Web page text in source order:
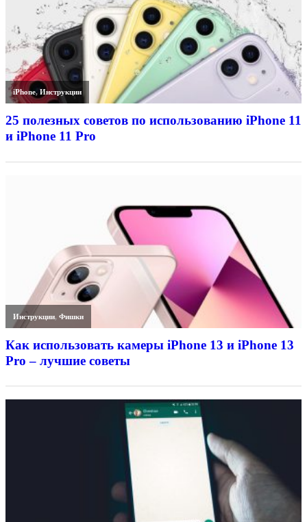
iPhone,Инструкции
25 полезных советов по использованию iPhone 11
и iPhone 11 Pro
Инструкции,Фишки
Как использовать камеры iPhone 13 и iPhone 13
Pro – лучшие советы